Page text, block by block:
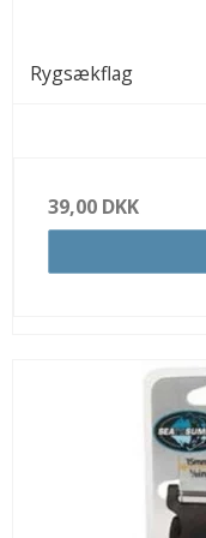
Rygsækflag
39,00 DKK